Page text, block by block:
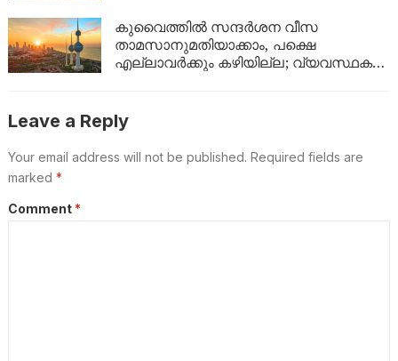
കുവൈത്തിൽ സന്ദർശന വീസ
താമസാനുമതിയാക്കാം, പക്ഷെ
എല്ലാവർക്കും കഴിയില്ല; വ്യവസ്ഥകൾ
Leave a Reply
Your email address will not be published. Required fields are
marked *
Comment *